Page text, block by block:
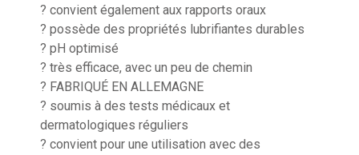
? convient également aux rapports oraux
? possède des propriétés lubrifiantes durables
? pH optimisé
? très efficace, avec un peu de chemin
? FABRIQUÉ EN ALLEMAGNE
? soumis à des tests médicaux et
dermatologiques réguliers
? convient pour une utilisation avec des